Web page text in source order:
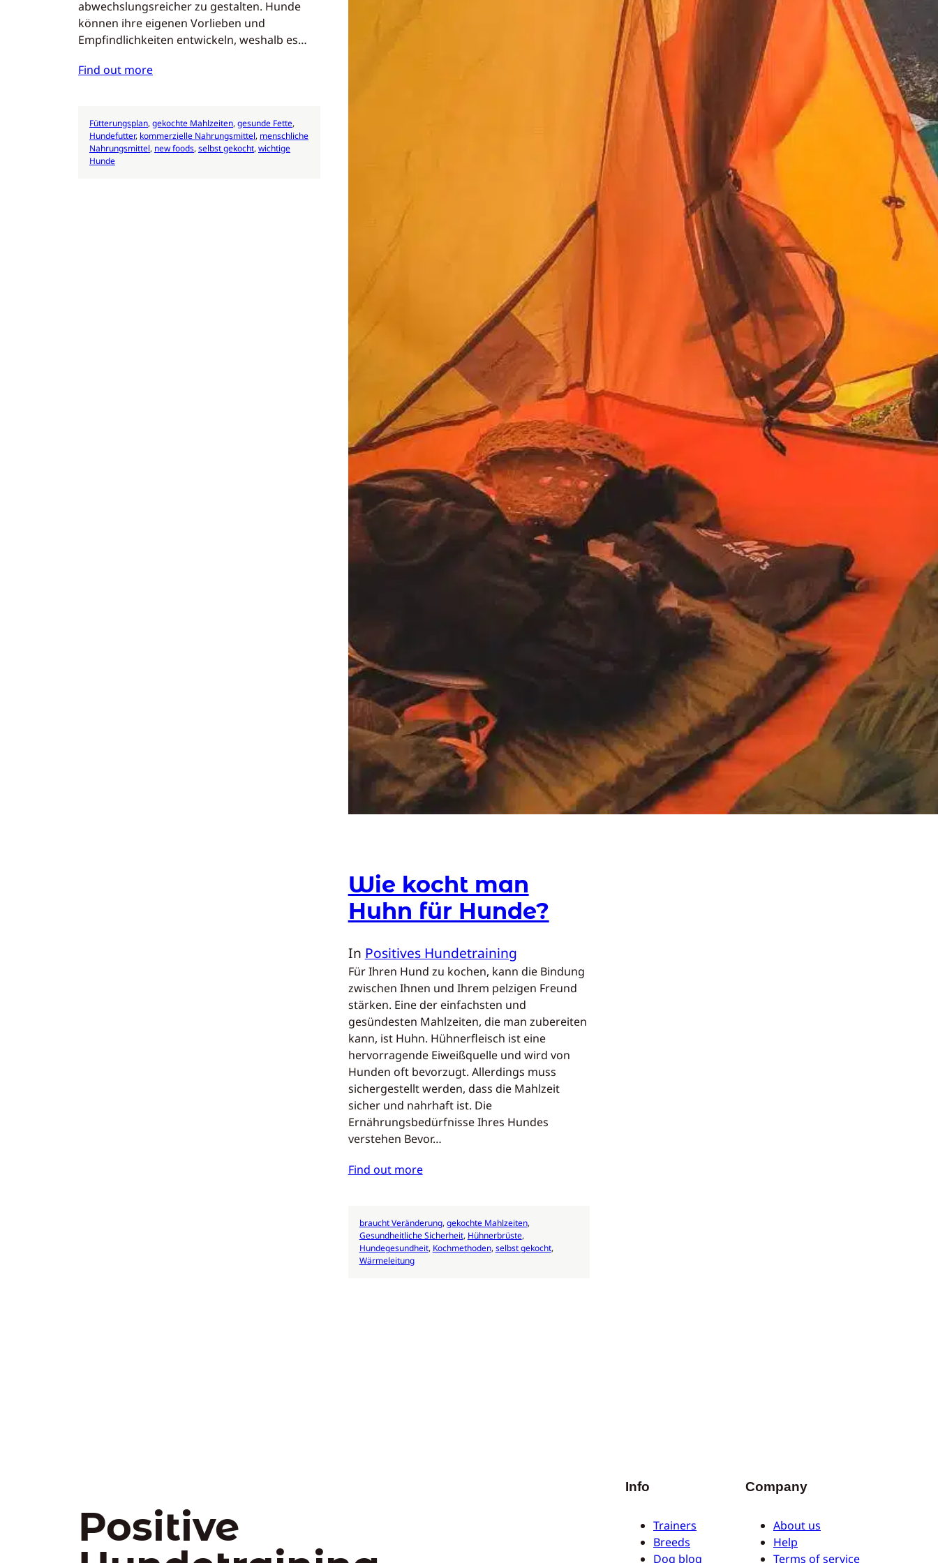
abwechslungsreicher zu gestalten. Hunde
können ihre eigenen Vorlieben und
Empfindlichkeiten entwickeln, weshalb es…
Find out more
Fütterungsplan, gekochte Mahlzeiten, gesunde Fette
Hundefutter, kommerzielle Nahrungsmittel, menschliche
Nahrungsmittel, new foods, selbst gekocht, wichtige
Hunde
Wie kocht man
Huhn für Hunde?
In Positives Hundetraining
Für Ihren Hund zu kochen, kann die Bindung
zwischen Ihnen und Ihrem pelzigen Freund
stärken. Eine der einfachsten und
gesündesten Mahlzeiten, die man zubereiten
kann, ist Huhn. Hühnerfleisch ist eine
hervorragende Eiweißquelle und wird von
Hunden oft bevorzugt. Allerdings muss
sichergestellt werden, dass die Mahlzeit
sicher und nahrhaft ist. Die
Ernährungsbedürfnisse Ihres Hundes
verstehen Bevor…
Find out more
braucht Veränderung, gekochte Mahlzeiten
Gesundheitliche Sicherheit, Hühnerbrüste
Hundegesundheit, Kochmethoden, selbst gekocht
Wärmeleitung
Positive
Info
Trainers
Breeds
Dog blog
Company
About us
Help
Terms of service